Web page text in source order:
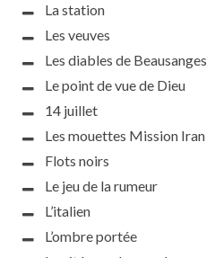
La station
Les veuves
Les diables de Beausanges
Le point de vue de Dieu
14 juillet
Les mouettes Mission Iran
Flots noirs
Le jeu de la rumeur
L’italien
L’ombre portée